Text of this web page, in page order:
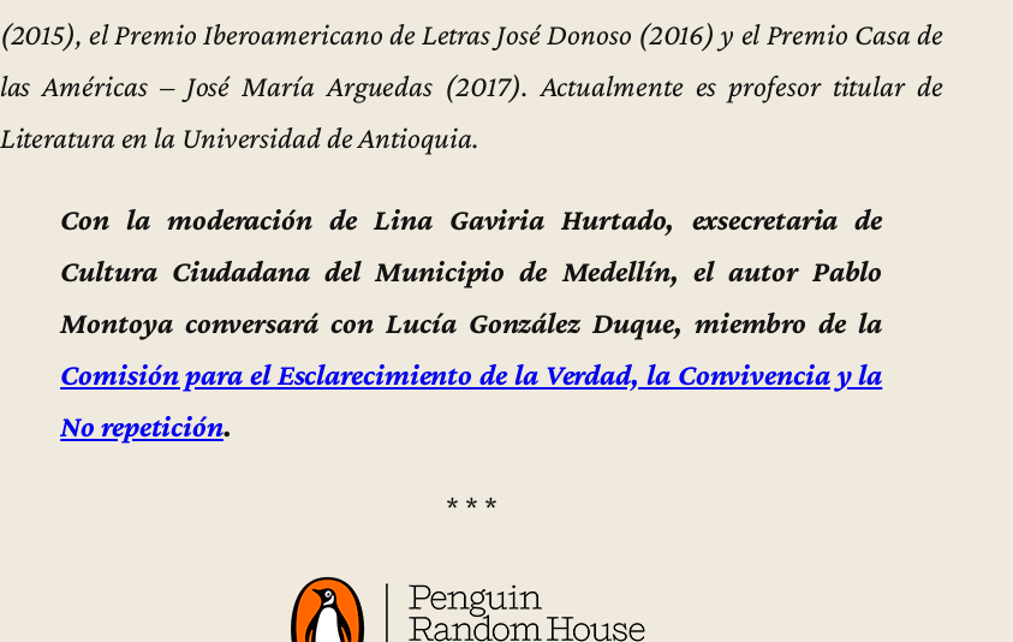
(2015), el Premio Iberoamericano de Letras José Donoso (2016) y el Premio Casa de
las Américas – José María Arguedas (2017). Actualmente es profesor titular de
Literatura en la Universidad de Antioquia.
Con la moderación de Lina Gaviria Hurtado, exsecretaria de
Cultura Ciudadana del Municipio de Medellín, el autor Pablo
Montoya conversará con Lucía González Duque, miembro de la
Comisión para el Esclarecimiento de la Verdad, la Convivencia y la
No repetición.
* * *